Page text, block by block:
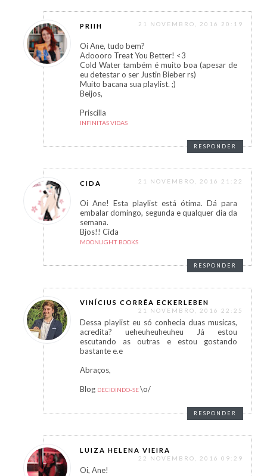
PRIIH 21 NOVEMBRO, 2016 20:19
Oi Ane, tudo bem?
Adoooro Treat You Better! <3
Cold Water também é muito boa (apesar de
eu detestar o ser Justin Bieber rs)
Muito bacana sua playlist. ;)
Beijos,
Priscilla
INFINITAS VIDAS
RESPONDER
CIDA 21 NOVEMBRO, 2016 21:22
Oi Ane! Esta playlist está ótima. Dá para
embalar domingo, segunda e qualquer dia da
semana.
Bjos!! Cida
MOONLIGHT BOOKS
RESPONDER
VINÍCIUS CORRÊA ECKERLEBEN
21 NOVEMBRO, 2016 22:25
Dessa playlist eu só conhecia duas musicas,
acredita? ueheuheuheuheu Já estou
escutando as outras e estou gostando
bastante e.e
Abraços,
Blog DECIDINDO-SE\o/
RESPONDER
LUIZA HELENA VIEIRA
22 NOVEMBRO, 2016 09:29
Oi, Ane!